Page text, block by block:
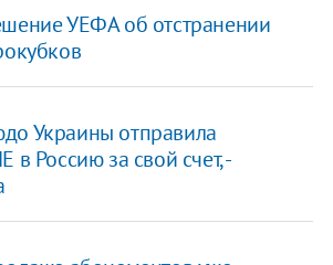
УЕФА об отстранении
Украины отправила
в Россию за свой счет, -